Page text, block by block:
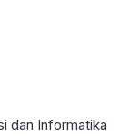
dan Informatika